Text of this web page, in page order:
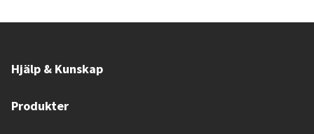
Hjälp & Kunskap
Produkter